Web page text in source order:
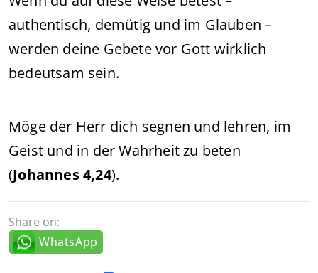
authentisch, demütig und im Glauben –
werden deine Gebete vor Gott wirklich
bedeutsam sein.
Möge der Herr dich segnen und lehren, im
Geist und in der Wahrheit zu beten
(Johannes 4,24).
Share on:
WhatsApp